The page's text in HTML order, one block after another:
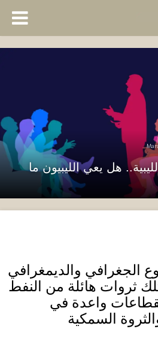
هل يعي الليبيون ما
الجغرافي والديمغرافي
ثروات هائلة من النفط
بقطاعات واعدة في
السمكية